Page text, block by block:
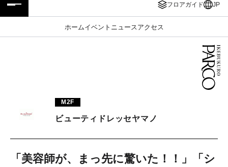
フロアガイド JP
ホームイベント ニュース アクセス
PARCOメンバーズ
M2F
ビューティドレッセヤマノ
「美容師が、まっ先に驚いた！！」「シ